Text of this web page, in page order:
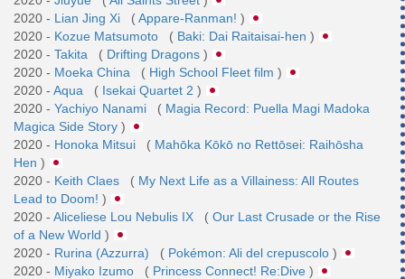
2020 - Lian Jing Xi (Appare-Ranman! )
2020 - Kozue Matsumoto ( Baki: Dai Raitaisai-hen )
2020 - Takita ( Drifting Dragons )
2020 - Moeka China ( High School Fleet film )
2020 - Aqua ( Isekai Quartet 2 )
2020 - Yachiyo Nanami ( Magia Record: Puella Magi Madoka
Magica Side Story )
2020 - Honoka Mitsui ( Mahōka Kōkō no Rettōsei: Raihōsha
Hen )
2020 - Keith Claes ( My Next Life as a Villainess: All Routes
Lead to Doom! )
2020 - Aliceliese Lou Nebulis IX ( Our Last Crusade or the Rise
of a New World )
2020 - Rurina (Azzurra) ( Pokémon: Ali del crepuscolo )
2020 - Miyako Izumo ( Princess Connect! Re:Dive )